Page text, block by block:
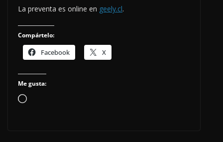
La preventa es online en geely.cl.
Compártelo:
Facebook X
Me gusta:
Cargando...